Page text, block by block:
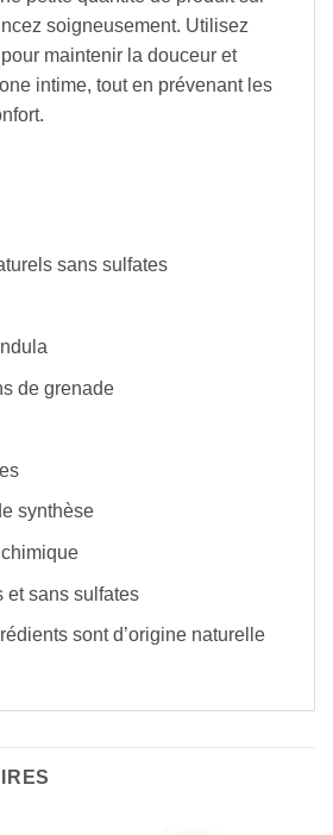
soigneusement. Utilisez
maintenir la douceur et
intime, tout en prévenant les
sans sulfates
de grenade
synthèse
et sans sulfates
sont d’origine naturelle